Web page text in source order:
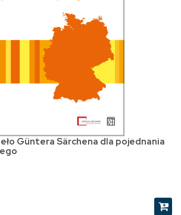
Güntera Särchena dla pojednania